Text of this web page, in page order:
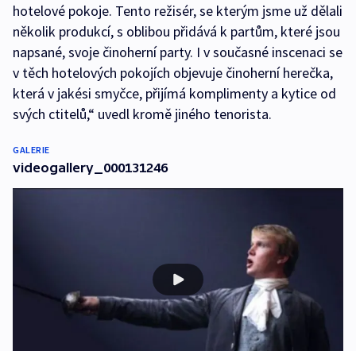
hotelové pokoje. Tento režisér, se kterým jsme už dělali
několik produkcí, s oblibou přidává k partům, které jsou
napsané, svoje činoherní party. I v současné inscenaci se
v těch hotelových pokojích objevuje činoherní herečka,
která v jakési smyčce, přijímá komplimenty a kytice od
svých ctitelů,“ uvedl kromě jiného tenorista.
GALERIE
videogallery_000131246